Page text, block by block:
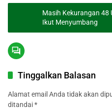
Masih Kekurangan 48
Ikut Menyumbang
Tinggalkan Balasan
Alamat email Anda tidak akan
ditandai*